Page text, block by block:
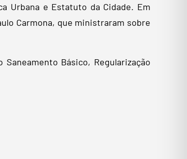
Urbana e Estatuto da Cidade. Em
Carmona, que ministraram sobre
Básico, Regularização